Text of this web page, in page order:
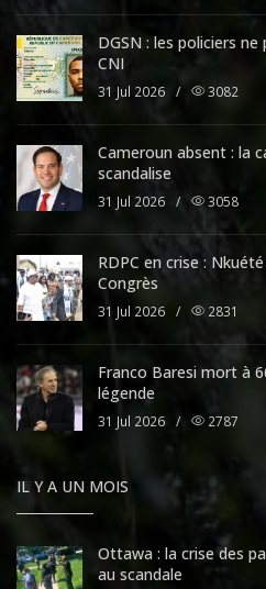
DGSN : les policiers
CNI
31 Jul 2026 / 3082
Cameroun absent : la
scandalise
31 Jul 2026 / 3058
RDPC en crise :
Congrès
31 Jul 2026 / 2831
Franco Baresi mort à
légende
31 Jul 2026 / 2787
IL Y A UN MOIS
Ottawa : la crise des
au scandale